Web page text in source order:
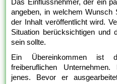
angeben, in welchem Wunsch
der Inhalt veröffentlicht wird.
Situation berücksichtigen und
sein sollte.
Ein Übereinkommen ist
freiberuflichen
jenes. Bevor er